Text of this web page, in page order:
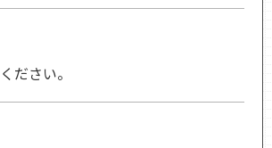
ださい。